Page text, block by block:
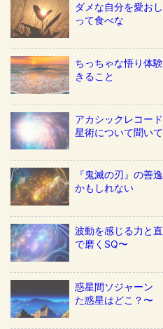
ダメな自分を愛お
って食べな
ちっちゃな悟り体
きること
アカシックレコー
星術について聞い
『鬼滅の刃』の善
かもしれない
波動を感じる力と
で磨くSQ〜
惑星間ソジャーン
た惑星はどこ？〜